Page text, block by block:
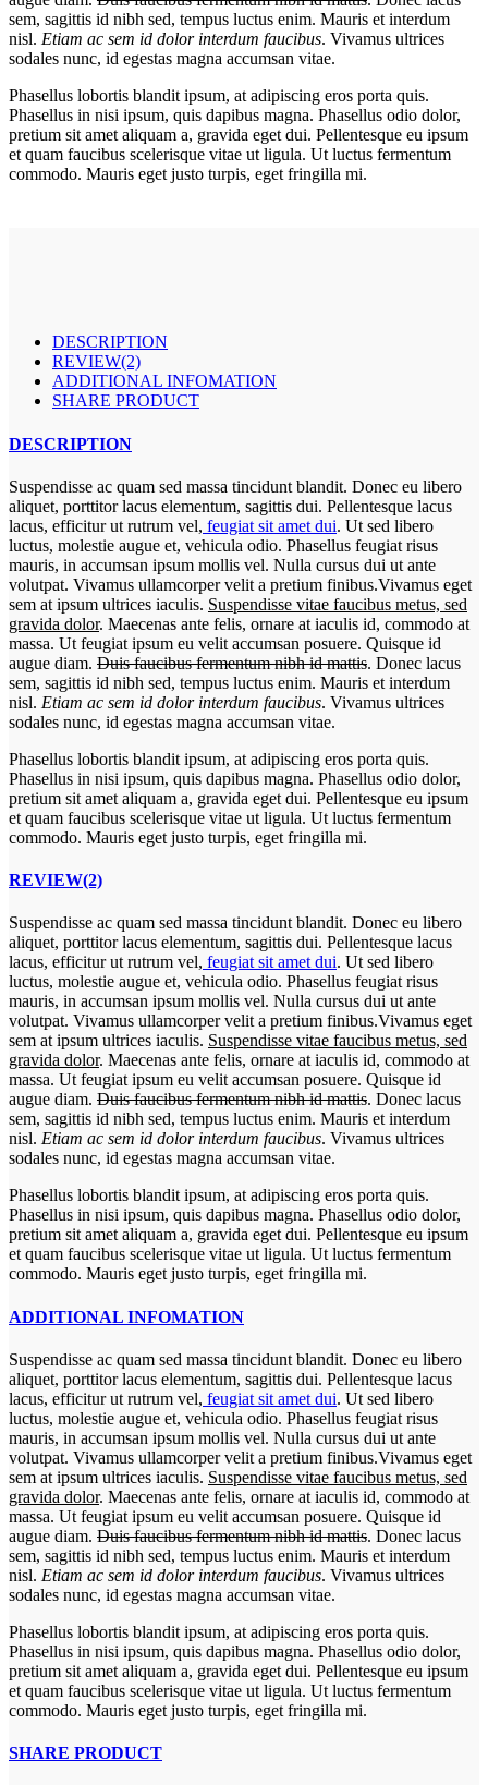
sem, sagittis id nibh sed, tempus luctus enim. Mauris et interdum
nisl. Etiam ac sem id dolor interdum faucibus. Vivamus ultrices
sodales nunc, id egestas magna accumsan vitae.
Phasellus lobortis blandit ipsum, at adipiscing eros porta quis.
Phasellus in nisi ipsum, quis dapibus magna. Phasellus odio dolor,
pretium sit amet aliquam a, gravida eget dui. Pellentesque eu ipsum
et quam faucibus scelerisque vitae ut ligula. Ut luctus fermentum
commodo. Mauris eget justo turpis, eget fringilla mi.
DESCRIPTION
REVIEW(2)
ADDITIONAL INFOMATION
SHARE PRODUCT
DESCRIPTION
Suspendisse ac quam sed massa tincidunt blandit. Donec eu libero
aliquet, porttitor lacus elementum, sagittis dui. Pellentesque lacus
lacus, efficitur ut rutrum vel, feugiat sit amet dui. Ut sed libero
luctus, molestie augue et, vehicula odio. Phasellus feugiat risus
mauris, in accumsan ipsum mollis vel. Nulla cursus dui ut ante
volutpat. Vivamus ullamcorper velit a pretium finibus.Vivamus eget
sem at ipsum ultrices iaculis. Suspendisse vitae faucibus metus, sed
gravida dolor. Maecenas ante felis, ornare at iaculis id, commodo at
massa. Ut feugiat ipsum eu velit accumsan posuere. Quisque id
augue diam. Duis faucibus fermentum nibh id mattis. Donec lacus
sem, sagittis id nibh sed, tempus luctus enim. Mauris et interdum
nisl. Etiam ac sem id dolor interdum faucibus. Vivamus ultrices
sodales nunc, id egestas magna accumsan vitae.
Phasellus lobortis blandit ipsum, at adipiscing eros porta quis.
Phasellus in nisi ipsum, quis dapibus magna. Phasellus odio dolor,
pretium sit amet aliquam a, gravida eget dui. Pellentesque eu ipsum
et quam faucibus scelerisque vitae ut ligula. Ut luctus fermentum
commodo. Mauris eget justo turpis, eget fringilla mi.
REVIEW(2)
Suspendisse ac quam sed massa tincidunt blandit. Donec eu libero
aliquet, porttitor lacus elementum, sagittis dui. Pellentesque lacus
lacus, efficitur ut rutrum vel, feugiat sit amet dui. Ut sed libero
luctus, molestie augue et, vehicula odio. Phasellus feugiat risus
mauris, in accumsan ipsum mollis vel. Nulla cursus dui ut ante
volutpat. Vivamus ullamcorper velit a pretium finibus.Vivamus eget
sem at ipsum ultrices iaculis. Suspendisse vitae faucibus metus, sed
gravida dolor. Maecenas ante felis, ornare at iaculis id, commodo at
massa. Ut feugiat ipsum eu velit accumsan posuere. Quisque id
augue diam. Duis faucibus fermentum nibh id mattis. Donec lacus
sem, sagittis id nibh sed, tempus luctus enim. Mauris et interdum
nisl. Etiam ac sem id dolor interdum faucibus. Vivamus ultrices
sodales nunc, id egestas magna accumsan vitae.
Phasellus lobortis blandit ipsum, at adipiscing eros porta quis.
Phasellus in nisi ipsum, quis dapibus magna. Phasellus odio dolor,
pretium sit amet aliquam a, gravida eget dui. Pellentesque eu ipsum
et quam faucibus scelerisque vitae ut ligula. Ut luctus fermentum
commodo. Mauris eget justo turpis, eget fringilla mi.
ADDITIONAL INFOMATION
Suspendisse ac quam sed massa tincidunt blandit. Donec eu libero
aliquet, porttitor lacus elementum, sagittis dui. Pellentesque lacus
lacus, efficitur ut rutrum vel, feugiat sit amet dui. Ut sed libero
luctus, molestie augue et, vehicula odio. Phasellus feugiat risus
mauris, in accumsan ipsum mollis vel. Nulla cursus dui ut ante
volutpat. Vivamus ullamcorper velit a pretium finibus.Vivamus eget
sem at ipsum ultrices iaculis. Suspendisse vitae faucibus metus, sed
gravida dolor. Maecenas ante felis, ornare at iaculis id, commodo at
massa. Ut feugiat ipsum eu velit accumsan posuere. Quisque id
augue diam. Duis faucibus fermentum nibh id mattis. Donec lacus
sem, sagittis id nibh sed, tempus luctus enim. Mauris et interdum
nisl. Etiam ac sem id dolor interdum faucibus. Vivamus ultrices
sodales nunc, id egestas magna accumsan vitae.
Phasellus lobortis blandit ipsum, at adipiscing eros porta quis.
Phasellus in nisi ipsum, quis dapibus magna. Phasellus odio dolor,
pretium sit amet aliquam a, gravida eget dui. Pellentesque eu ipsum
et quam faucibus scelerisque vitae ut ligula. Ut luctus fermentum
commodo. Mauris eget justo turpis, eget fringilla mi.
SHARE PRODUCT